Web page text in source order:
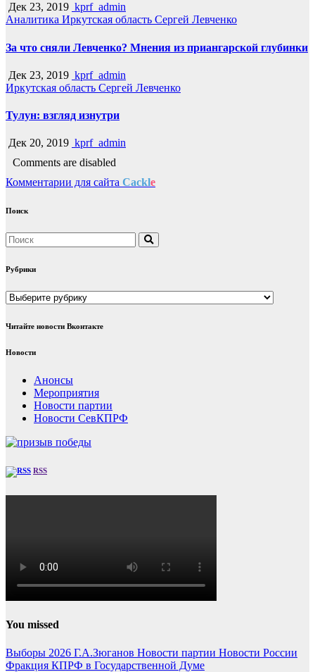
Дек 23, 2019 kprf_admin
Аналитика Иркутская область Сергей Левченко
За что сняли Левченко? Мнения из приангарской глубинки
Дек 23, 2019 kprf_admin
Иркутская область Сергей Левченко
Тулун: взгляд изнутри
Дек 20, 2019 kprf_admin
Comments are disabled
Комментарии для сайта Cackle
Поиск
Рубрики
Рубрики
Читайте новости Вконтакте
Новости
Анонсы
Мероприятия
Новости партии
Новости СевКПРФ
RSS
You missed
Выборы 2026 Г.А.Зюганов Новости партии Новости России
Фракция КПРФ в Государственной Думе